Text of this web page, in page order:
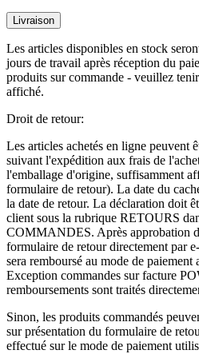
Livraison
Les articles disponibles en stock
jours de travail après réception du
produits sur commande - veuillez
affiché.
Droit de retour:
Les articles achetés en ligne peuvent
suivant l'expédition aux frais de
l'emballage d'origine, suffisamment
formulaire de retour). La date du
la date de retour. La déclaration doit
client sous la rubrique RETOURS
COMMANDES. Après approbation
formulaire de retour directement par
sera remboursé au mode de
Exception commandes sur facture
remboursements sont traités
Sinon, les produits commandés
sur présentation du formulaire de
effectué sur le mode de paiement